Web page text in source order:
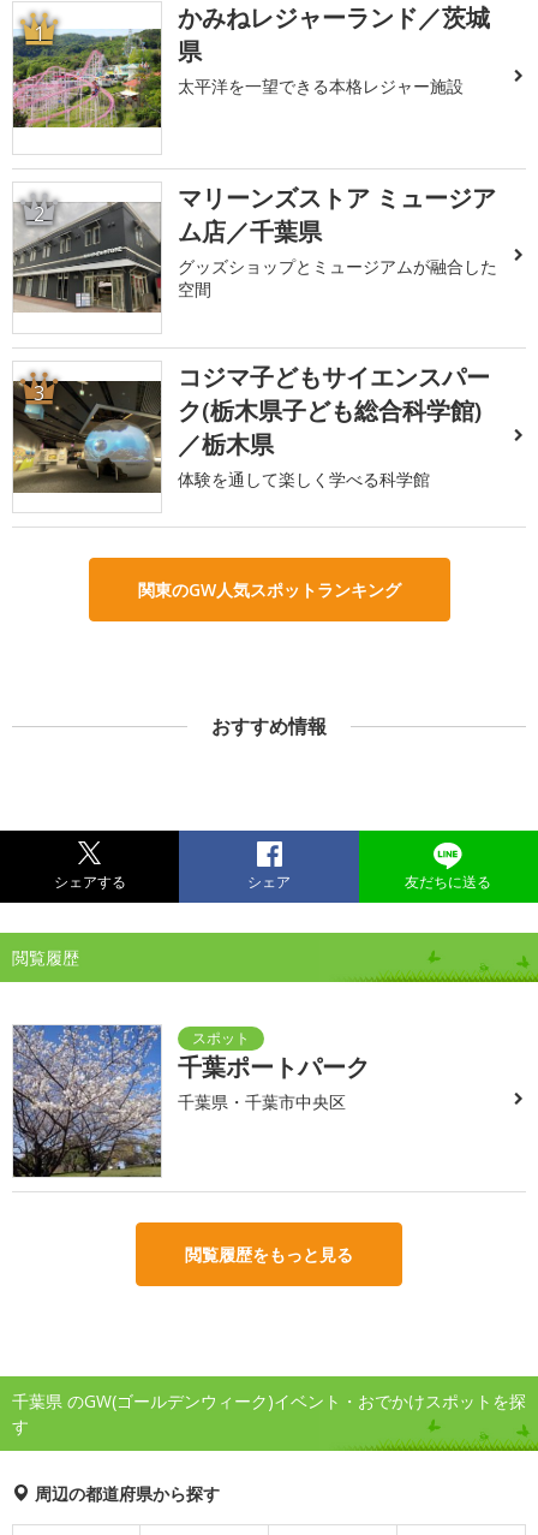
1
かみねレジャーランド／茨城
県
太平洋を一望できる本格レジャー施設
2
マリーンズストア ミュージア
ム店／千葉県
グッズショップとミュージアムが融合した
空間
3
コジマ子どもサイエンスパー
ク(栃木県子ども総合科学館)
／栃木県
体験を通して楽しく学べる科学館
関東のGW人気スポットランキング
おすすめ情報
シェアする シェア 友だちに送る
閲覧履歴
千葉ポートパーク
千葉県・千葉市中央区
閲覧履歴をもっと見る
千葉県 のGW(ゴールデンウィーク)イベント・おでかけスポットを探
す
周辺の都道府県から探す